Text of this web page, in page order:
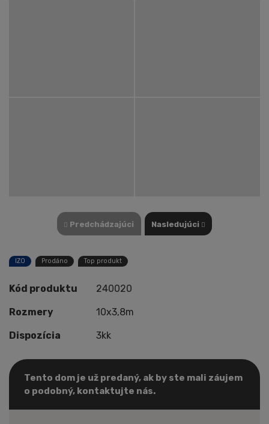
Predchádzajúci Nasledujúci
IZO Prodáno Top produkt
Kód produktu 240020
Rozmery 10x3,8m
Dispozícia 3kk
Tento dom je už predaný, ak by ste mali záujem
o podobný, kontaktujte nás.